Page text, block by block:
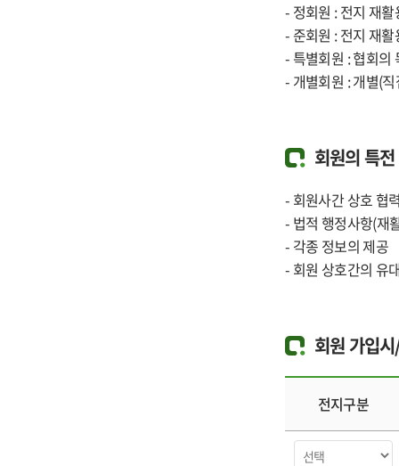
- 정회원 : 전지 재
- 준회원 : 전지 재
- 특별회원 : 협회의
- 개별회원 : 개별(
회원의 특전
- 회원사간 상호 협
- 법적 행정사항(재
- 각종 정보의 제공
- 회원 상호간의 유
회원 가입
전지구분